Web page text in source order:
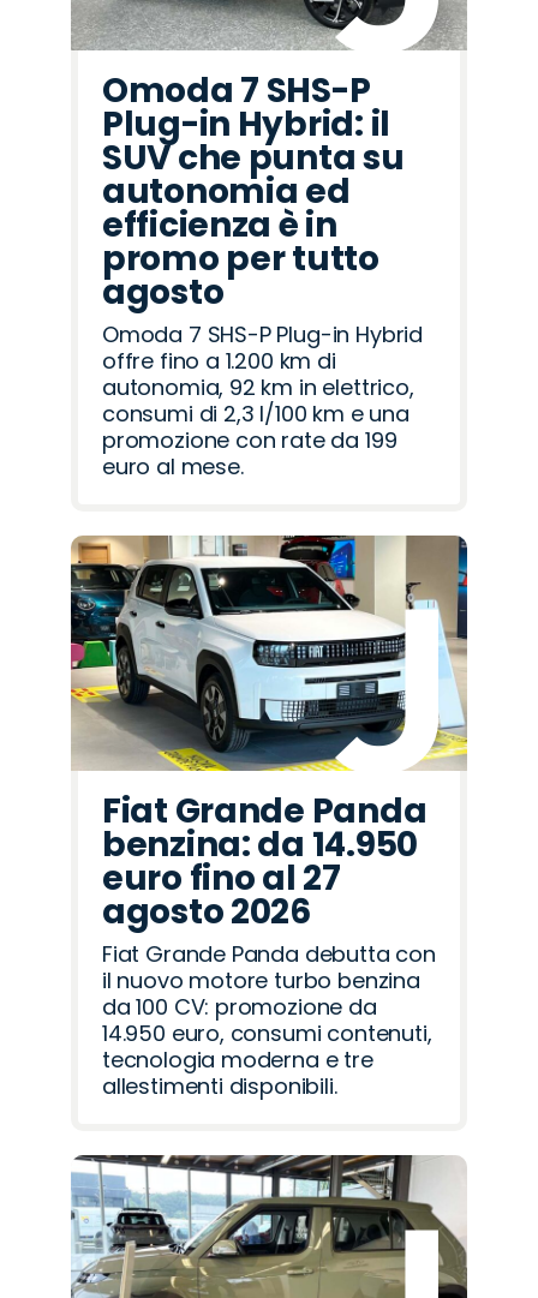
Omoda 7 SHS-P
Plug-in Hybrid: il
SUV che punta su
autonomia ed
efficienza è in
promo per tutto
agosto
Omoda 7 SHS-P Plug-in Hybrid
offre fino a 1.200 km di
autonomia, 92 km in elettrico,
consumi di 2,3 l/100 km e una
promozione con rate da 199
euro al mese.
Fiat Grande Panda
benzina: da 14.950
euro fino al 27
agosto 2026
Fiat Grande Panda debutta con
il nuovo motore turbo benzina
da 100 CV: promozione da
14.950 euro, consumi contenuti,
tecnologia moderna e tre
allestimenti disponibili.